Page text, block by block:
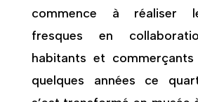
commence à réaliser
fresques en
habitants et
quelques années ce